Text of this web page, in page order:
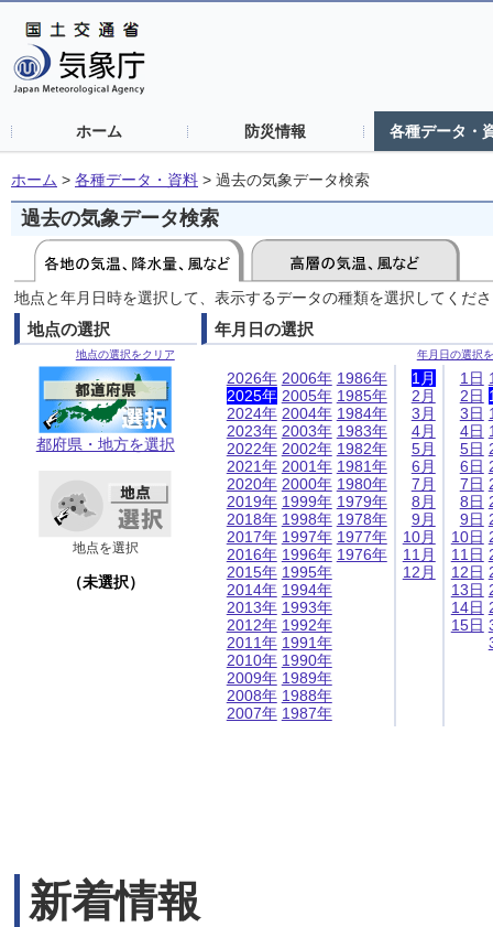
ホーム 防災情報 各種データ・
ホーム > 各種データ・資料 > 過去の気象データ検索
過去の気象データ検索
地点と年月日時を選択して、表示するデータの種類を選択してくだ
地点の選択
地点の選択をクリア
都府県・地方を選択
地点を選択
（未選択）
年月日の選択
年月日の選択
2026年
2025年
2024年
2023年
2022年
2021年
2020年
2019年
2018年
2017年
2016年
2015年
2014年
2013年
2012年
2011年
2010年
2009年
2008年
2007年
2006年
2005年
2004年
2003年
2002年
2001年
2000年
1999年
1998年
1997年
1996年
1995年
1994年
1993年
1992年
1991年
1990年
1989年
1988年
1987年
1986年
1985年
1984年
1983年
1982年
1981年
1980年
1979年
1978年
1977年
1976年
1月
2月
3月
4月
5月
6月
7月
8月
9月
10月
11月
12月
1日
2日
3日
4日
5日
6日
7日
8日
9日
10日
11日
12日
13日
14日
15日
新着情報